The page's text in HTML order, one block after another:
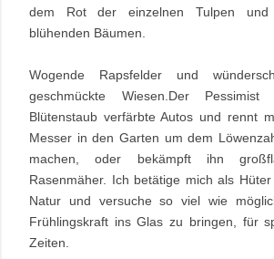
dem Rot der einzelnen Tulpen und
blühenden Bäumen.
Wogende Rapsfelder und
geschmückte Wiesen.Der
Blütenstaub verfärbte Autos und rennt
Messer in den Garten um dem
machen, oder bekämpft ihn
Rasenmäher. Ich betätige mich als
Natur und versuche so viel wie
Frühlingskraft ins Glas zu bringen, für
Zeiten.